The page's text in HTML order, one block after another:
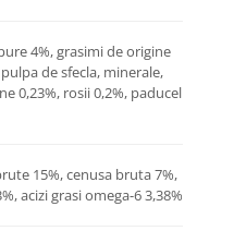
4%, grasimi de origine
de sfecla, minerale,
0,23%, rosii 0,2%, paducel
15%, cenusa bruta 7%,
acizi grasi omega-6 3,38%